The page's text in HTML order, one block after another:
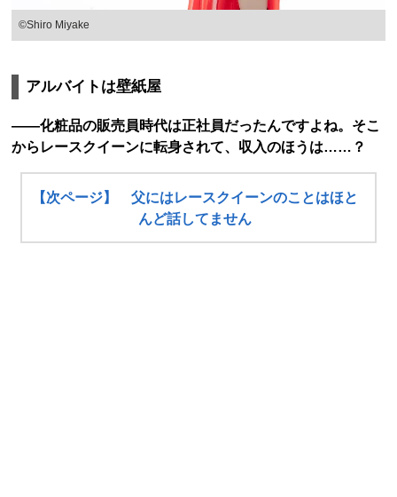
©Shiro Miyake
アルバイトは壁紙屋
――化粧品の販売員時代は正社員だったんですよね。そこ
からレースクイーンに転身されて、収入のほうは……？
【次ページ】 父にはレースクイーンのことはほと
んど話してません